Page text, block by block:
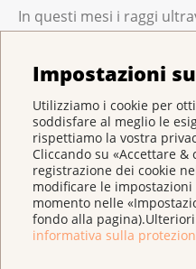
Impostazioni
Utilizziamo i cookie per
soddisfare al meglio le
rispettiamo la vostra
Cliccando su «Accettare &
registrazione dei cookie
modificare le
momento nelle
fondo alla
informativa sulla
In questi mesi i raggi
gli indumenti e la crema
quando i raggi sono più
la protezione migliore.
lunghe, un cappello e
abbondantemente una
coperta.
Settembre e ottobre